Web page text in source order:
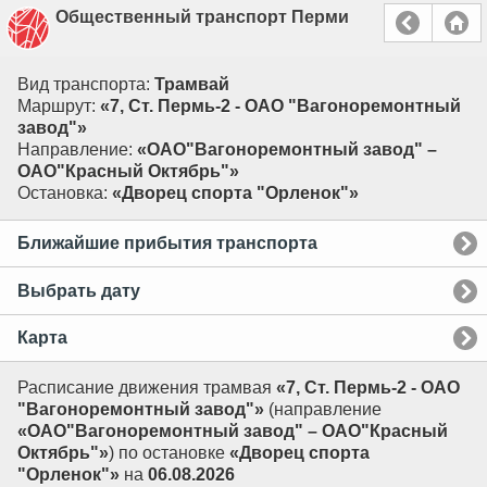
Общественный транспорт Перми
Вид транспорта: Трамвай
Маршрут: «7, Ст. Пермь-2 - ОАО "Вагоноремонтный
завод"»
Направление: «ОАО"Вагоноремонтный завод" –
ОАО"Красный Октябрь"»
Остановка: «Дворец спорта "Орленок"»
Ближайшие прибытия транспорта
Выбрать дату
Карта
Расписание движения трамвая «7, Ст. Пермь-2 - ОАО
"Вагоноремонтный завод"» (направление
«ОАО"Вагоноремонтный завод" – ОАО"Красный
Октябрь"») по остановке «Дворец спорта
"Орленок"» на 06.08.2026